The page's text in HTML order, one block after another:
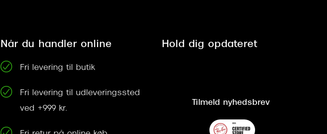
Når du handler online
Fri levering til butik
Fri levering til udleveringssted
ved +999 kr.
Hold dig opdateret
Tilmeld nyhedsbrev